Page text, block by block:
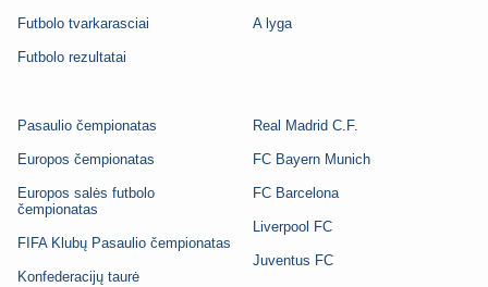
Futbolo tvarkarasciai
Futbolo rezultatai
A lyga
Pasaulio čempionatas
Europos čempionatas
Europos salės futbolo
čempionatas
FIFA Klubų Pasaulio čempionatas
Konfederacijų taurė
Real Madrid C.F.
FC Bayern Munich
FC Barcelona
Liverpool FC
Juventus FC